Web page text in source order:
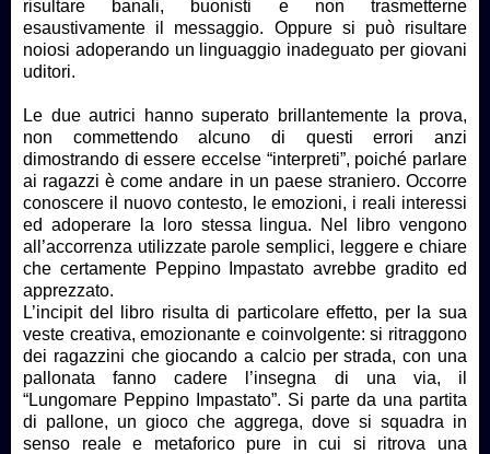
risultare banali, buonisti e non trasmetterne
esaustivamente il messaggio. Oppure si può risultare
noiosi adoperando un linguaggio inadeguato per giovani
uditori.
Le due autrici hanno superato brillantemente la prova,
non commettendo alcuno di questi errori anzi
dimostrando di essere eccelse “interpreti”, poiché parlare
ai ragazzi è come andare in un paese straniero. Occorre
conoscere il nuovo contesto, le emozioni, i reali interessi
ed adoperare la loro stessa lingua. Nel libro vengono
all’accorrenza utilizzate parole semplici, leggere e chiare
che certamente Peppino Impastato avrebbe gradito ed
apprezzato.
L’incipit del libro risulta di particolare effetto, per la sua
veste creativa, emozionante e coinvolgente: si ritraggono
dei ragazzini che giocando a calcio per strada, con una
pallonata fanno cadere l’insegna di una via, il
“Lungomare Peppino Impastato”. Si parte da una partita
di pallone, un gioco che aggrega, dove si squadra in
senso reale e metaforico pure in cui si ritrova una